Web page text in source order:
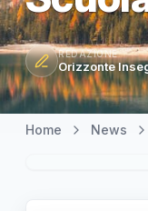
REDAZIONE
Orizzonte
Home News